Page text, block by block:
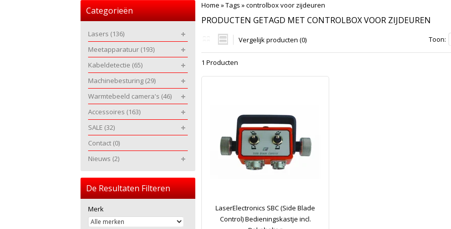
Home »Tags »controlbox voor zijdeuren
PRODUCTEN GETAGD MET CONTROLBOX VOOR ZIJDEUREN
Vergelijk producten (0) Toon:
1 Producten
LaserElectronics SBC (Side Blade
Control) Bedieningskastje incl.
Categorieën
Lasers (136)
Meetapparatuur (193)
Kabeldetectie (65)
Machinebesturing (29)
Warmtebeeld camera's (46)
Accessoires (163)
SALE (32)
Contact (0)
Nieuws (2)
De Resultaten Filteren
Merk